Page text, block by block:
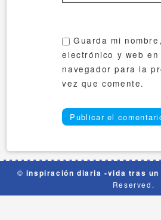
Guarda mi
electrónico y web en
navegador para la
vez que comente.
© inspiración diaria -vida tras
Reserved.